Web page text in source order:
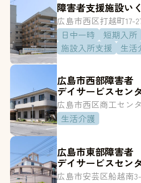
障害者支援施設い
広島市西区打越町17-
日中一時
短期入所
施設入所支援
生活
広島市西部障害者
デイサービスセン
広島市西区商工セン
生活介護
広島市東部障害者
デイサービスセン
広島市安芸区船越南